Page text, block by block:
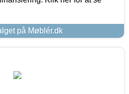
på Møblér.dk